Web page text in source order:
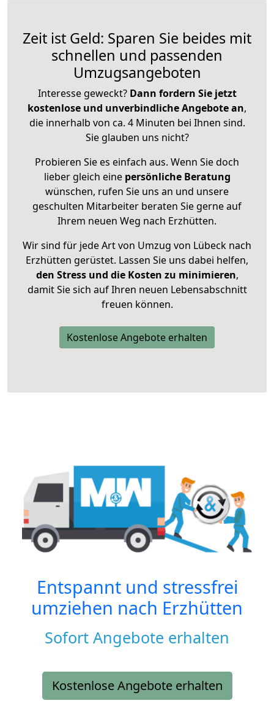
Zeit ist Geld: Sparen Sie beides mit
schnellen und passenden
Umzugsangeboten
Interesse geweckt? Dann fordern Sie jetzt
kostenlose und unverbindliche Angebote an,
die innerhalb von ca. 4 Minuten bei Ihnen sind.
Sie glauben uns nicht?
Probieren Sie es einfach aus. Wenn Sie doch
lieber gleich eine persönliche Beratung
wünschen, rufen Sie uns an und unsere
geschulten Mitarbeiter beraten Sie gerne auf
Ihrem neuen Weg nach Erzhütten.
Wir sind für jede Art von Umzug von Lübeck nach
Erzhütten gerüstet. Lassen Sie uns dabei helfen,
den Stress und die Kosten zu minimieren,
damit Sie sich auf Ihren neuen Lebensabschnitt
freuen können.
Kostenlose Angebote erhalten
Entspannt und stressfrei
umziehen nach Erzhütten
Sofort Angebote erhalten
Kostenlose Angebote erhalten